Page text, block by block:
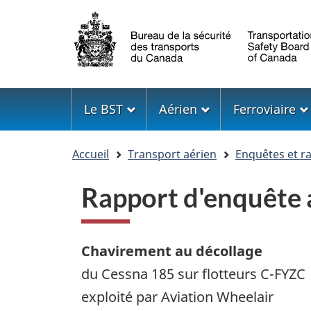
Sélection
de
la
langue
Menu
Le BST Aérien Ferroviaire
Accueil Transport aérien Enquêtes et
Rapport
Chavirement au décollage
du Cessna 185 sur flotteurs C-FYZC
exploité par Aviation Wheelair